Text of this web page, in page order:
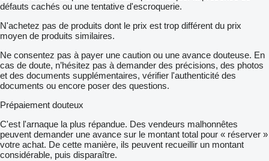
défauts cachés ou une tentative d'escroquerie.
N'achetez pas de produits dont le prix est trop différent du prix
moyen de produits similaires.
Ne consentez pas à payer une caution ou une avance douteuse. En
cas de doute, n’hésitez pas à demander des précisions, des photos
et des documents supplémentaires, vérifier l'authenticité des
documents ou encore poser des questions.
Prépaiement douteux
C'est l'arnaque la plus répandue. Des vendeurs malhonnêtes
peuvent demander une avance sur le montant total pour « réserver »
votre achat. De cette manière, ils peuvent recueillir un montant
considérable, puis disparaître.